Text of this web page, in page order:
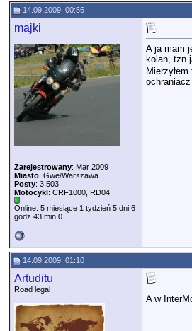
14.09.2009, 00:56
majki
Zarejestrowany: Mar 2009
Miasto: Gwe/Warszawa
Posty: 3,503
Motocykl: CRF1000, RD04
Online: 5 miesiące 1 tydzień 5 dni 6
godz 43 min 0
A ja mam
kolan, tzn
14.09.2009, 01:10
Artuditu
Road legal
A w